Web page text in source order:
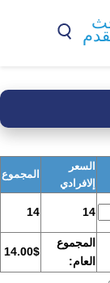
السعر
إلافرادي
المجموع
14
14
المجموع
العام:
14.00$